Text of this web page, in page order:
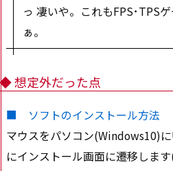
っ 凄いや。これもFPS･TPS
ぁ。
◆ 想定外だった点
■ ソフトのインストール方法
マウスをパソコン(Windows10)
にインストール画面に遷移します